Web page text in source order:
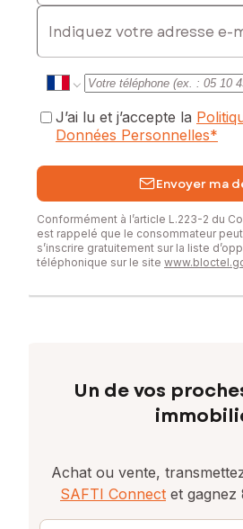
E-mail
J’ai lu et j’accepte la
Données Personnelles*
Envoyer ma
Conformément à l’article L.223-2 du
est rappelé que le consommateur
s’inscrire gratuitement sur la liste
téléphonique sur le site
Un de vos
Achat ou vente,
SAFTI Connect et gagnez